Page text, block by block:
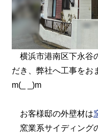
横浜市港南区下永谷
だき、弊社へ工事をお
m(_ _)m
お客様邸の外壁材は
窯業系サイディング